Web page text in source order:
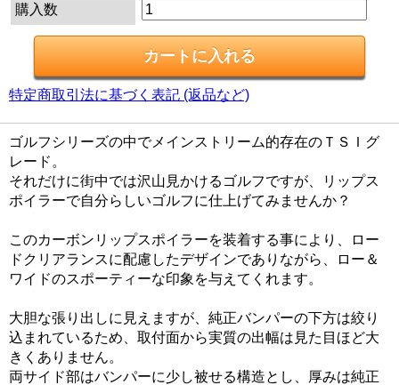
購入数
特定商取引法に基づく表記 (返品など)
ゴルフシリーズの中でメインストリーム的存在のＴＳＩグ
レード。
それだけに街中では沢山見かけるゴルフですが、リップス
ポイラーで自分らしいゴルフに仕上げてみませんか？
このカーボンリップスポイラーを装着する事により、ロー
ドクリアランスに配慮したデザインでありながら、ロー＆
ワイドのスポーティーな印象を与えてくれます。
大胆な張り出しに見えますが、純正バンパーの下方は絞り
込まれているため、取付面から実質の出幅は見た目ほど大
きくありません。
両サイド部はバンパーに少し被せる構造とし、厚みは純正